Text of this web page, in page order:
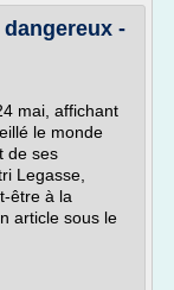
-
mai, affichant
le monde
de ses
Legasse,
être à la
article sous le